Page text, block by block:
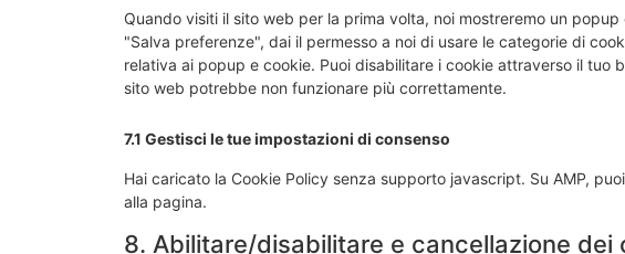
Quando visiti il sito web per la prima volta, noi mostreremo un
"Salva preferenze", dai il permesso a noi di usare le categorie di
relativa ai popup e cookie. Puoi disabilitare i cookie attraverso il tuo
sito web potrebbe non funzionare più correttamente.
7.1 Gestisci le tue impostazioni di consenso
Hai caricato la Cookie Policy senza supporto javascript. Su AMP,
alla pagina.
8. Abilitare/disabilitare e cancellazione dei